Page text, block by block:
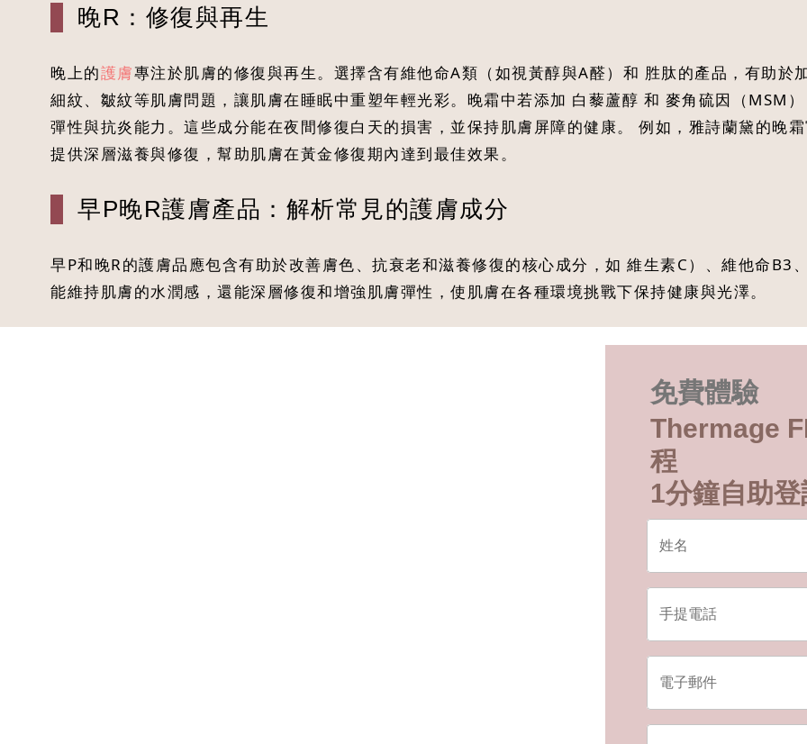
晚R：修復與再生
晚上的護膚專注於肌膚的修復與再生。選擇含有維他命A類（如視黃醇與A醛）和 胜肽的產品，有助於
細紋、皺紋等肌膚問題，讓肌膚在睡眠中重塑年輕光彩。晚霜中若添加 白藜蘆醇 和 麥角硫因（MSM
彈性與抗炎能力。這些成分能在夜間修復白天的損害，並保持肌膚屏障的健康。 例如，雅詩蘭黛的晚
提供深層滋養與修復，幫助肌膚在黃金修復期內達到最佳效果。
早P晚R護膚產品：解析常見的護膚成分
早P和晚R的護膚品應包含有助於改善膚色、抗衰老和滋養修復的核心成分，如 維生素C）、維他命B3
能維持肌膚的水潤感，還能深層修復和增強肌膚彈性，使肌膚在各種環境挑戰下保持健康與光澤。
免費體驗
Thermage
程
1分鐘自助